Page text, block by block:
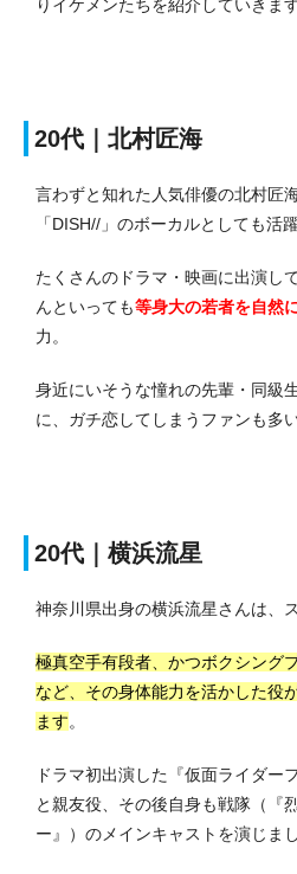
りイケメンたちを紹介していきま
20代｜北村匠海
言わずと知れた人気俳優の北村匠
「DISH//」のボーカルとしても活
たくさんのドラマ・映画に出演し
んといっても等身大の若者を自然
力。
身近にいそうな憧れの先輩・同級
に、ガチ恋してしまうファンも多
20代｜横浜流星
神奈川県出身の横浜流星さんは、
極真空手有段者、かつボクシング
など、その身体能力を活かした役
ます。
ドラマ初出演した『仮面ライダー
と親友役、その後自身も戦隊（『
ー』）のメインキャストを演じまし